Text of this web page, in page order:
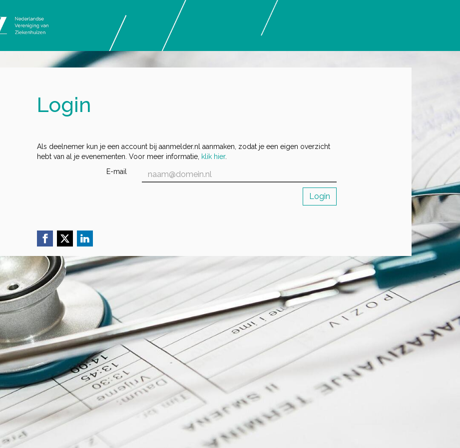
Login
Als deelnemer kun je een account bij aanmelder.nl aanmaken, zodat je een eigen overzicht
hebt van al je evenementen. Voor meer informatie, klik hier.
E-mail
Login